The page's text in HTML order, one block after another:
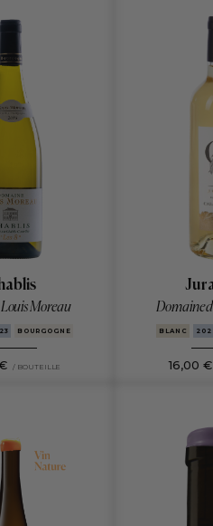
Moreau
BOURGOGNE
/ BOUTEILLE
Domaine
BLANC
16,00 €